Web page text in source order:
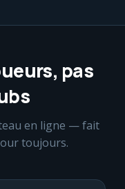
pas
en ligne — fait
toujours.